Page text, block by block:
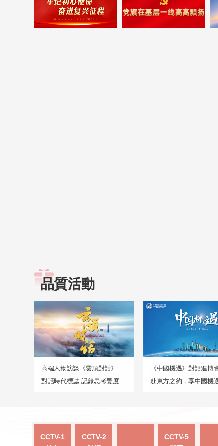
品質活動
高端人物訪談《雲頂對話》
對話時代標誌 記錄思考豐度
《中國機遇》對話進博
赴東方之約，享中國機
CCTV-1
CCTV-2
CCTV-5